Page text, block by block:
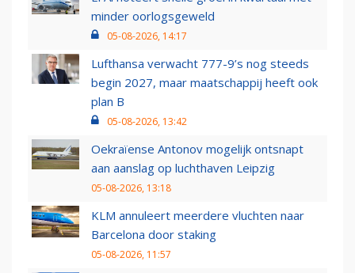
minder oorlogsgeweld
05-08-2026, 14:17
Lufthansa verwacht 777-9’s nog steeds
begin 2027, maar maatschappij heeft ook
plan B
05-08-2026, 13:42
Oekraïense Antonov mogelijk ontsnapt
aan aanslag op luchthaven Leipzig
05-08-2026, 13:18
KLM annuleert meerdere vluchten naar
Barcelona door staking
05-08-2026, 11:57